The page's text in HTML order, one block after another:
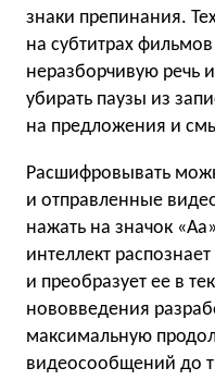
знаки препинания.
на субтитрах
неразборчивую речь
убирать паузы из
на предложения и
Расшифровывать
и отправленные
нажать на значок
интеллект
и преобразует ее в
нововведения
максимальную
видеосообщений до